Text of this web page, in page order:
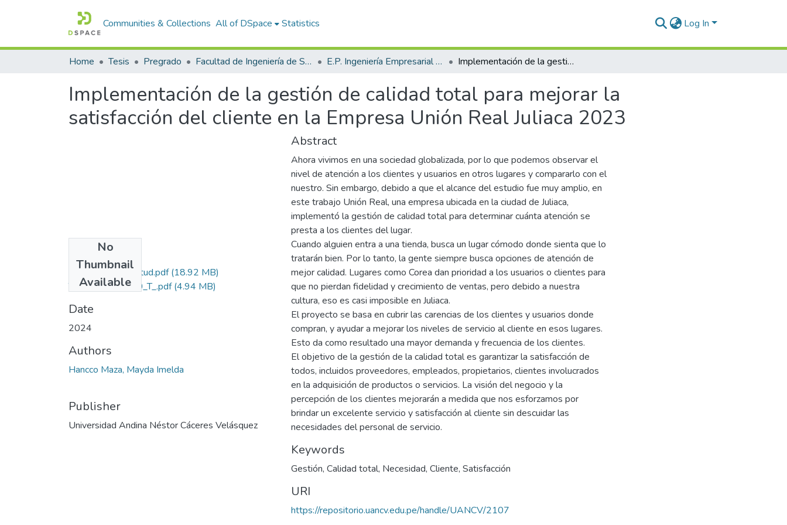
Communities & Collections All of DSpace Statistics Log In
Home Tesis Pregrado Facultad de Ingeniería de Sistemas E.P. Ingeniería Empresarial e Informática Implementación de la gestión de calidad total para mejorar la satisfacción del cliente en la Empresa Unión Real Juliaca 2023
Implementación de la gestión de calidad total para mejorar la
satisfacción del cliente en la Empresa Unión Real Juliaca 2023
No
Thumbnail
Available
Grado de Similitud.pdf(18.92 MB)
T036_70186250_T_.pdf(4.94 MB)
Date
2024
Authors
Hancco Maza, Mayda Imelda
Publisher
Universidad Andina Néstor Cáceres Velásquez
Abstract
Ahora vivimos en una sociedad globalizada, por lo que podemos observar el
nivel de atención a los clientes y usuarios en otros lugares y compararlo con el
nuestro. Sin embargo, debido a que el alcance del estudio fue muy amplio, en
este trabajo Unión Real, una empresa ubicada en la ciudad de Juliaca,
implementó la gestión de calidad total para determinar cuánta atención se
presta a los clientes del lugar.
Cuando alguien entra a una tienda, busca un lugar cómodo donde sienta que lo
tratarán bien. Por lo tanto, la gente siempre busca opciones de atención de
mejor calidad. Lugares como Corea dan prioridad a los usuarios o clientes para
que no pierdan fidelidad y crecimiento de ventas, pero debido a nuestra
cultura, eso es casi imposible en Juliaca.
El proyecto se basa en cubrir las carencias de los clientes y usuarios donde
compran, y ayudar a mejorar los niveles de servicio al cliente en esos lugares.
Esto da como resultado una mayor demanda y frecuencia de los clientes.
El objetivo de la gestión de la calidad total es garantizar la satisfacción de
todos, incluidos proveedores, empleados, propietarios, clientes involucrados
en la adquisición de productos o servicios. La visión del negocio y la
percepción de los clientes mejorarán a medida que nos esforzamos por
brindar un excelente servicio y satisfacción al cliente sin descuidar las
necesidades del personal de servicio.
Keywords
Gestión, Calidad total, Necesidad, Cliente, Satisfacción
URI
https://repositorio.uancv.edu.pe/handle/UANCV/2107